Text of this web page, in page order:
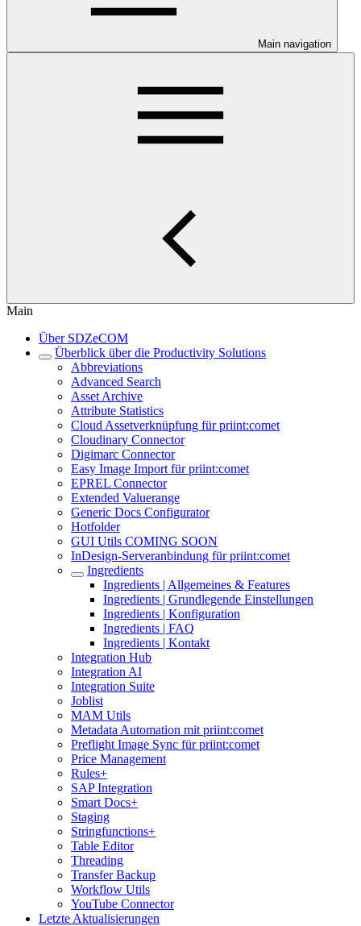
Main navigation
Main
Über SDZeCOM
Überblick über die Productivity Solutions
Abbreviations
Advanced Search
Asset Archive
Attribute Statistics
Cloud Assetverknüpfung für priint:comet
Cloudinary Connector
Digimarc Connector
Easy Image Import für priint:comet
EPREL Connector
Extended Valuerange
Generic Docs Configurator
Hotfolder
GUI Utils COMING SOON
InDesign-Serveranbindung für priint:comet
Ingredients
Ingredients | Allgemeines & Features
Ingredients | Grundlegende Einstellungen
Ingredients | Konfiguration
Ingredients | FAQ
Ingredients | Kontakt
Integration Hub
Integration AI
Integration Suite
Joblist
MAM Utils
Metadata Automation mit priint:comet
Preflight Image Sync für priint:comet
Price Management
Rules+
SAP Integration
Smart Docs+
Staging
Stringfunctions+
Table Editor
Threading
Transfer Backup
Workflow Utils
YouTube Connector
Letzte Aktualisierungen